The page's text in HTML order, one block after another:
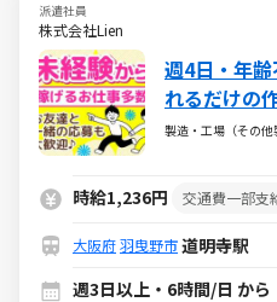
派遣社員
株式会社Lien
週4日・年
れるだけの
シフト設定
製造・工場（その他
時給1,236円 交通費一部支
大阪府羽曳野市道明寺駅
週3日以上・6時間/日 から